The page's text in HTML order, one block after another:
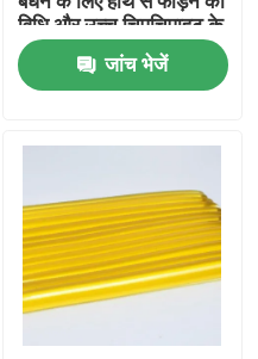
विधि और उच्च चिपचिपाहट के
साथ कॉटन हॉट मेल्ट चिपकने
वाला टेप
जांच भेजें